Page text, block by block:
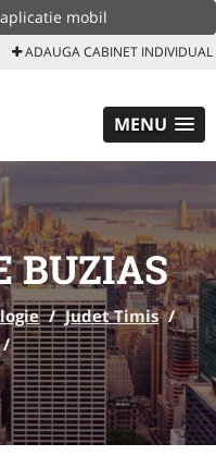
mobil
ADAUGA CABINET INDIVIDUAL
MENU
BUZIAS
/ Judet Timis /
/